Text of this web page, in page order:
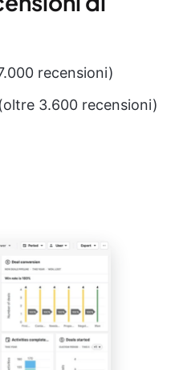
recensioni)
3.600 recensioni)